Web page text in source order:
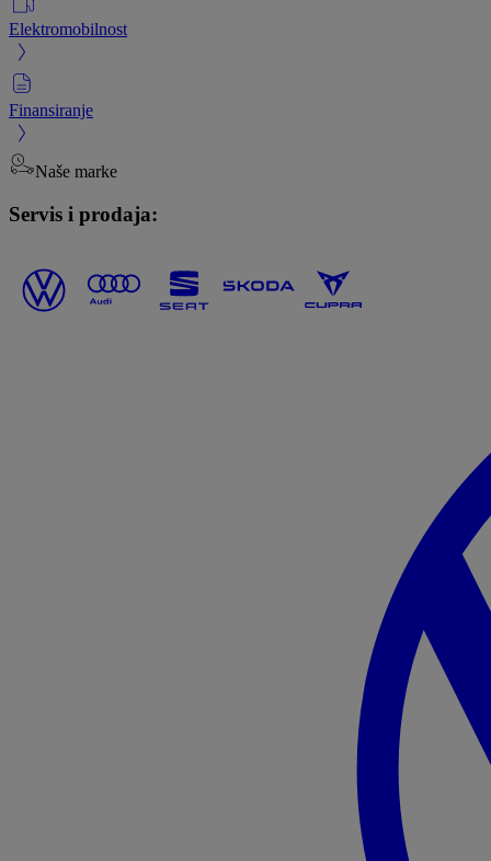
Elektromobilnost
Finansiranje
Naše marke
Servis i prodaja: